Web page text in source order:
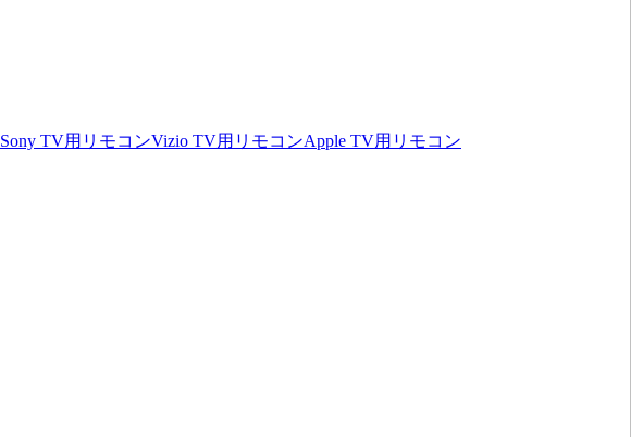
Sony TV用リモコンVizio TV用リモコンApple TV用リモコン